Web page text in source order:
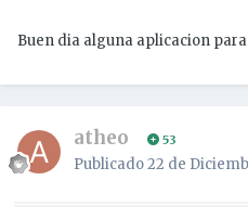
Buen dia alguna aplicacion
atheo 53
Publicado22 de